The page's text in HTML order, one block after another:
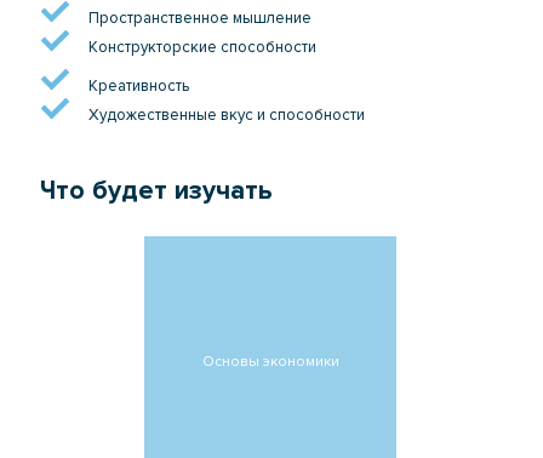
Пространственное мышление
Конструкторские способности
Креативность
Художественные вкус и способности
Что будет изучать
Основы экономики